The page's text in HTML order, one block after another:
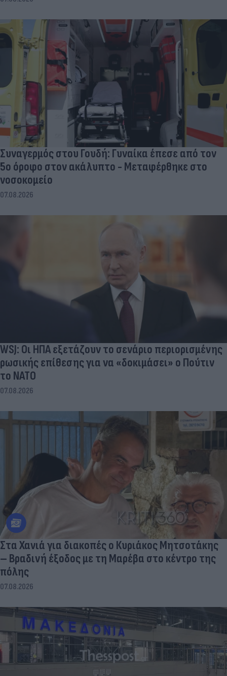
Συναγερμός στου Γουδή: Γυναίκα έπεσε από τον
5ο όροφο στον ακάλυπτο - Μεταφέρθηκε στο
νοσοκομείο
07.08.2026
WSJ: Οι ΗΠΑ εξετάζουν το σενάριο περιορισμένης
ρωσικής επίθεσης για να «δοκιμάσει» ο Πούτιν
το ΝΑΤΟ
07.08.2026
Στα Χανιά για διακοπές ο Κυριάκος Μητσοτάκης
– Βραδινή έξοδος με τη Μαρέβα στο κέντρο της
πόλης
07.08.2026